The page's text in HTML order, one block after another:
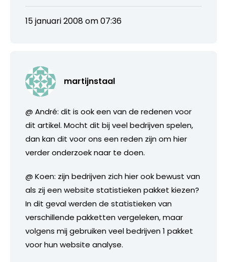
15 januari 2008 om 07:36
martijnstaal
@ André: dit is ook een van de redenen voor
dit artikel. Mocht dit bij veel bedrijven spelen,
dan kan dit voor ons een reden zijn om hier
verder onderzoek naar te doen.
@ Koen: zijn bedrijven zich hier ook bewust van
als zij een website statistieken pakket kiezen?
In dit geval werden de statistieken van
verschillende pakketten vergeleken, maar
volgens mij gebruiken veel bedrijven 1 pakket
voor hun website analyse.